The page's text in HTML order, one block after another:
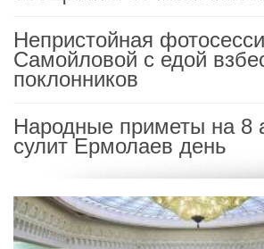
Непристойная
Самойловой с едой
поклонников
Народные приметы на 8
сулит Ермолаев день